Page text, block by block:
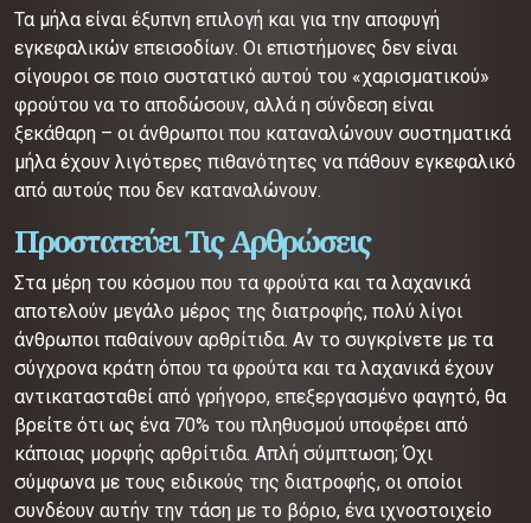
Τα μήλα είναι έξυπνη επιλογή και για την αποφυγή
εγκεφαλικών επεισοδίων. Οι επιστήμονες δεν είναι
σίγουροι σε ποιο συστατικό αυτού του «χαρισματικού»
φρούτου να το αποδώσουν, αλλά η σύνδεση είναι
ξεκάθαρη – οι άνθρωποι που καταναλώνουν συστηματικά
μήλα έχουν λιγότερες πιθανότητες να πάθουν εγκεφαλικό
από αυτούς που δεν καταναλώνουν.
Προστατεύει Τις Αρθρώσεις
Στα μέρη του κόσμου που τα φρούτα και τα λαχανικά
αποτελούν μεγάλο μέρος της διατροφής, πολύ λίγοι
άνθρωποι παθαίνουν αρθρίτιδα. Αν το συγκρίνετε με τα
σύγχρονα κράτη όπου τα φρούτα και τα λαχανικά έχουν
αντικατασταθεί από γρήγορο, επεξεργασμένο φαγητό, θα
βρείτε ότι ως ένα 70% του πληθυσμού υποφέρει από
κάποιας μορφής αρθρίτιδα. Απλή σύμπτωση; Όχι
σύμφωνα με τους ειδικούς της διατροφής, οι οποίοι
συνδέουν αυτήν την τάση με το βόριο, ένα ιχνοστοιχείο